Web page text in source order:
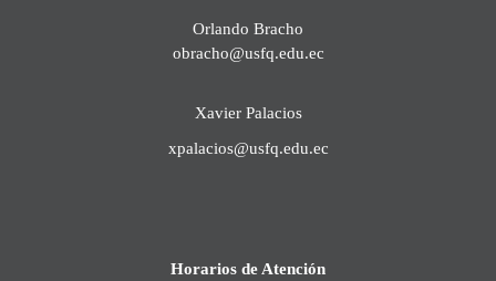
Orlando Bracho
obracho@usfq.edu.ec
Xavier Palacios
xpalacios@usfq.edu.ec
Horarios de Atención